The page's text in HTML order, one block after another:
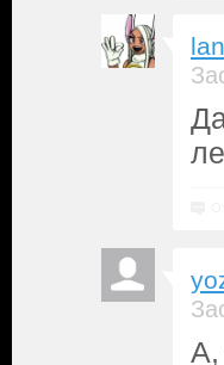
А,